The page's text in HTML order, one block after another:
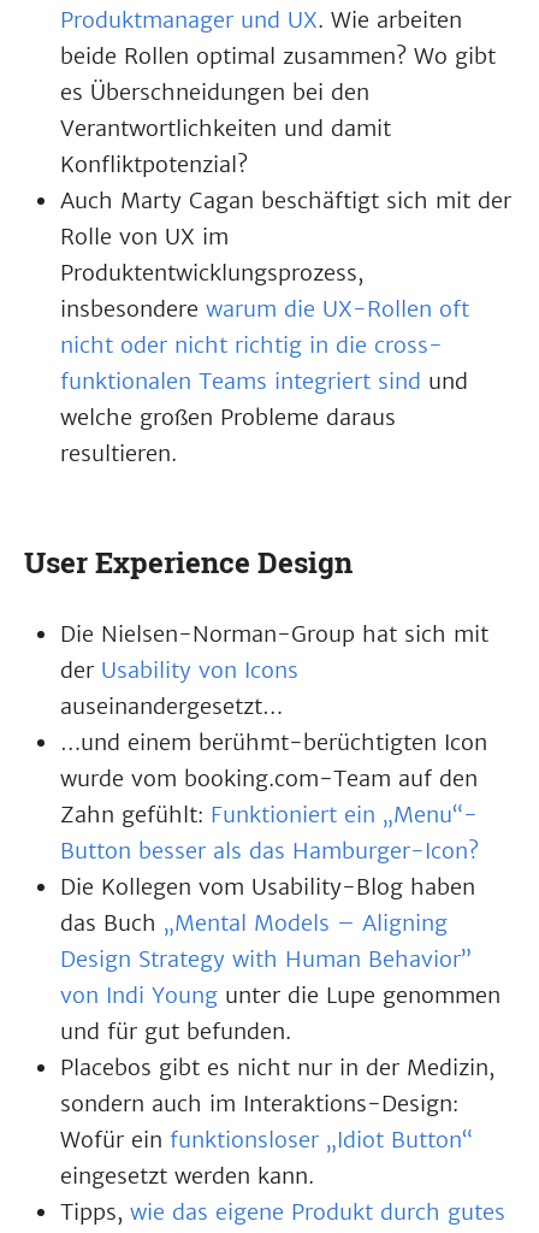
Produktmanager und UX. Wie arbeiten
beide Rollen optimal zusammen? Wo gibt
es Überschneidungen bei den
Verantwortlichkeiten und damit
Konfliktpotenzial?
Auch Marty Cagan beschäftigt sich mit der
Rolle von UX im
Produktentwicklungsprozess,
insbesondere warum die UX-Rollen oft
nicht oder nicht richtig in die cross-
funktionalen Teams integriert sind und
welche großen Probleme daraus
resultieren.
User Experience Design
Die Nielsen-Norman-Group hat sich mit
der Usability von Icons
auseinandergesetzt…
…und einem berühmt-berüchtigten Icon
wurde vom booking.com-Team auf den
Zahn gefühlt: Funktioniert ein „Menu“-
Button besser als das Hamburger-Icon?
Die Kollegen vom Usability-Blog haben
das Buch „Mental Models – Aligning
Design Strategy with Human Behavior”
von Indi Young unter die Lupe genommen
und für gut befunden.
Placebos gibt es nicht nur in der Medizin,
sondern auch im Interaktions-Design:
Wofür ein funktionsloser „Idiot Button“
eingesetzt werden kann.
Tipps, wie das eigene Produkt durch gutes